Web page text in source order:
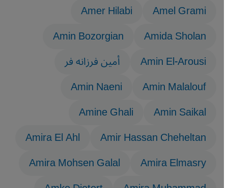
Amel Grami
Amer Hilabi
Amida Sholan
Amin Bozorgian
Amin El-Arousi
أمين فرزانه فر
Amin Malalouf
Amin Naeni
Amin Saikal
Amine Ghali
Amir Hassan Cheheltan
Amira El Ahl
Amira Elmasry
Amira Mohsen Galal